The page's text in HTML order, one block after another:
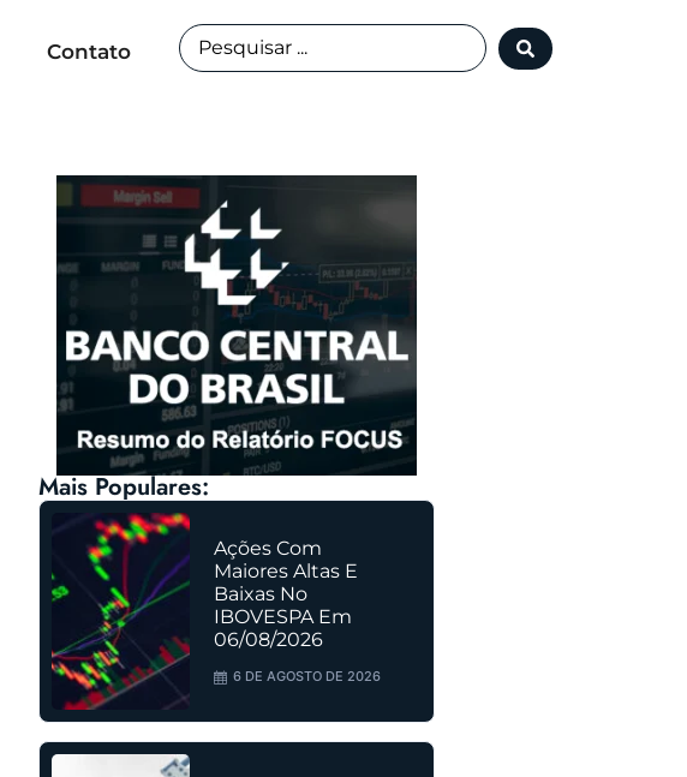
Contato
Mais Populares:
Ações Com
Maiores Altas E
Baixas No
IBOVESPA Em
06/08/2026
6 DE AGOSTO DE 2026